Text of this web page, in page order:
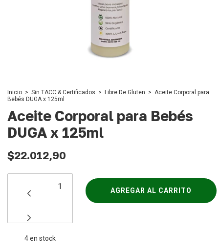
Inicio > Sin TACC & Certificados > Libre De Gluten > Aceite Corporal para
Bebés DUGA x 125ml
Aceite Corporal para Bebés
DUGA x 125ml
$22.012,90
4en stock